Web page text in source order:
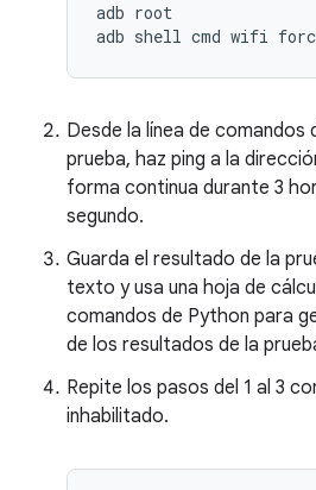
adb root
Desde la línea de
prueba, haz ping a la
forma continua durante 3
segundo.
Guarda el resultado de la
texto y usa una hoja de
comandos de Python para
de los resultados de la
Repite los pasos del 1 al 3
inhabilitado.